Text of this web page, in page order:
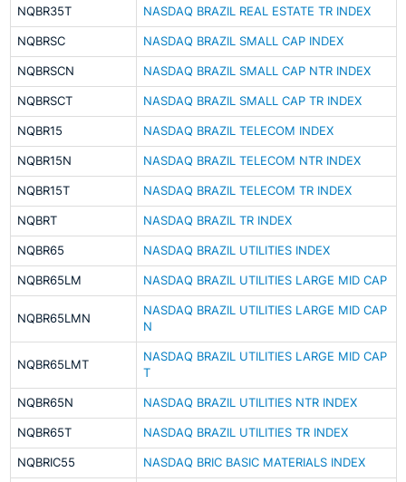
NQBR35T NASDAQ BRAZIL REAL ESTATE TR INDEX
NQBRSC NASDAQ BRAZIL SMALL CAP INDEX
NQBRSCN NASDAQ BRAZIL SMALL CAP NTR INDEX
NQBRSCT NASDAQ BRAZIL SMALL CAP TR INDEX
NQBR15 NASDAQ BRAZIL TELECOM INDEX
NQBR15N NASDAQ BRAZIL TELECOM NTR INDEX
NQBR15T NASDAQ BRAZIL TELECOM TR INDEX
NQBRT NASDAQ BRAZIL TR INDEX
NQBR65 NASDAQ BRAZIL UTILITIES INDEX
NQBR65LM NASDAQ BRAZIL UTILITIES LARGE MID CAP
NQBR65LMN
NASDAQ BRAZIL UTILITIES LARGE MID CAP
N
NQBR65LMT
NASDAQ BRAZIL UTILITIES LARGE MID CAP
T
NQBR65N NASDAQ BRAZIL UTILITIES NTR INDEX
NQBR65T NASDAQ BRAZIL UTILITIES TR INDEX
NQBRIC55 NASDAQ BRIC BASIC MATERIALS INDEX